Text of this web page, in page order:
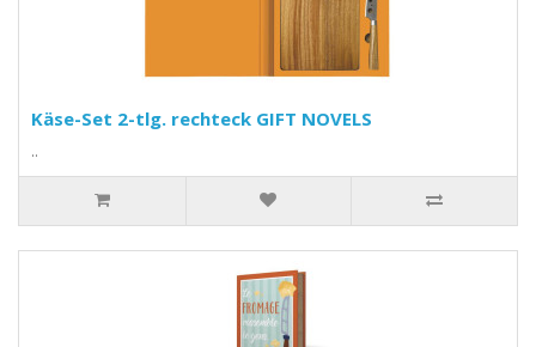
Käse-Set 2-tlg. rechteck GIFT NOVELS
..